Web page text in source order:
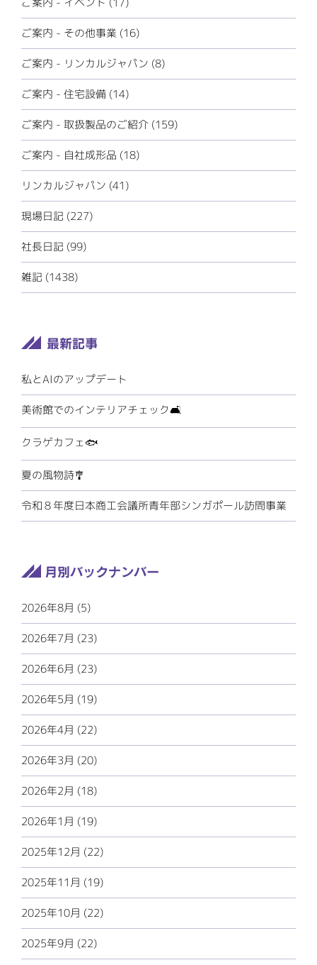
ご案内 - その他事業 (16)
ご案内 - リンカルジャパン (8)
ご案内 - 住宅設備 (14)
ご案内 - 取扱製品のご紹介 (159)
ご案内 - 自社成形品 (18)
リンカルジャパン (41)
現場日記 (227)
社長日記 (99)
雑記 (1438)
私とAIのアップデート
美術館でのインテリアチェック🛋️
クラゲカフェ🐟
夏の風物詩🎐
令和８年度日本商工会議所青年部シンガポール訪問事業
2026年8月 (5)
2026年7月 (23)
2026年6月 (23)
2026年5月 (19)
2026年4月 (22)
2026年3月 (20)
2026年2月 (18)
2026年1月 (19)
2025年12月 (22)
2025年11月 (19)
2025年10月 (22)
2025年9月 (22)